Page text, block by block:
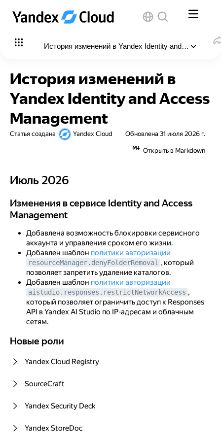
История изменений в Yandex Identity and Access
В этой статье
Июль 2026
Изменения в сервисе Identity and Access
Management
Новые роли
Management
Новые роли
Май 2026
Изменения в сервисе Identity and Access
Management
Новые роли
Апрель 2026
Изменения в сервисе Identity and Access
Management
Новые роли
Март 2026
Новые роли
Февраль 2026
Management
Новые роли
История изменений в
Yandex Identity and Access
Management
Статья создана Yandex Cloud Обновлена 31 июля 2026 г.
Открыть в Markdown
Июль 2026
Июль 2026
Изменения в сервисе Identity and Access Management
Изменения в сервисе Identity and Access
Management
Добавлена возможность блокировки сервисного
аккаунта и управления сроком его жизни.
Добавлен шаблон политики авторизации
resourceManager.denyFolderRemoval , который
позволяет запретить удаление каталогов.
Добавлен шаблон политики авторизации
aistudio.responses.restrictNetworkAccess ,
который позволяет ограничить доступ к Responses
API в Yandex AI Studio по IP-адресам и облачным
сетям.
Новые роли
Новые роли
Yandex Cloud Registry
SourceCraft
Yandex Security Deck
Yandex StoreDoc